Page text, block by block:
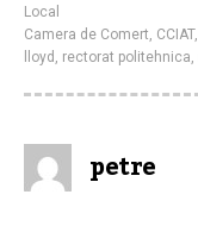
Local
Camera de Comert, CCIAT,
lloyd , rectorat politehnica,
petre